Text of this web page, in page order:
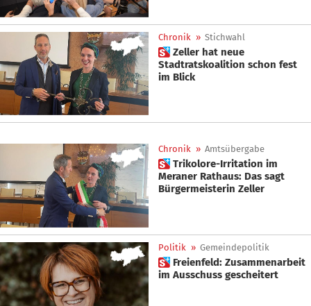
Chronik » Stichwahl
 Zeller hat neue
Stadtratskoalition schon fest
im Blick
Chronik » Amtsübergabe
 Trikolore-Irritation im
Meraner Rathaus: Das sagt
Bürgermeisterin Zeller
Politik » Gemeindepolitik
 Freienfeld: Zusammenarbeit
im Ausschuss gescheitert